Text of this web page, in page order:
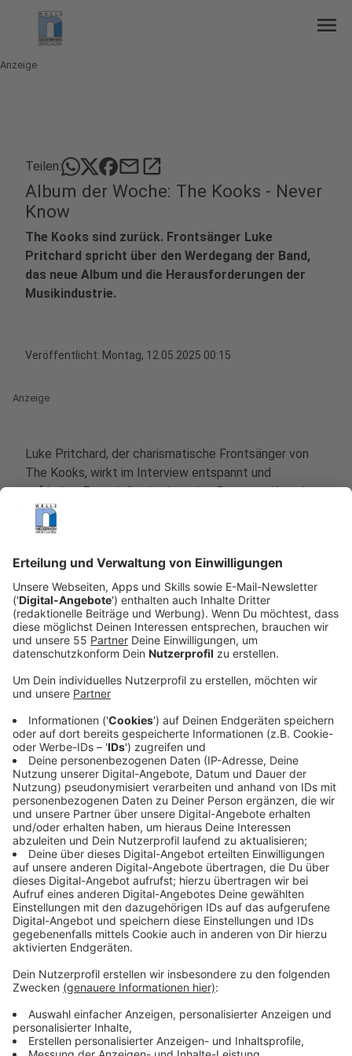
menu
Anzeige
Teilen: mailopen_in_new
Album der Woche: The Kooks - Never
Know
The Kooks sind zurück. Frontsänger Luke
Pritchard spricht über den Werdegang der Band,
das neue Album und die Herausforderungen der
Musikindustrie.
Veröffentlicht: Montag, 12.05.2025 00:15
Anzeige
Luke Pritchard, der charismatische Frontsänger von
The Kooks, wirkt im Interview entspannt und
zufrieden. Er genießt eine kreative Pause und bereitet
sich auf die bevorstehende Australien-Tour vor. Diese
Gelassenheit spiegelt sich auch in der Musik der Band
Höhen und Tiefen erlebt hat.
Anzeige
Hört hier das neue Album von The Kooks
Anzeige
Anzeige
Zwanzig Jahre The Kooks
Anzeige
Pritchard beschreibt die letzten zwei Jahrzehnte als
eine lehrreiche Reise voller Herausforderungen und
Erfolge. Die Band hat sich stets weiterentwickelt und
dabei ihre Indie-Wurzeln bewahrt. Trotz der
Schwierigkeiten, die das Musikgeschäft mit sich
die Möglichkeit, ihre Musik weltweit zu präsentieren.
musikalischen Größen zusammengearbeitet, darunter
auch seine Idole wie Bob Dylan. Diese Begegnungen